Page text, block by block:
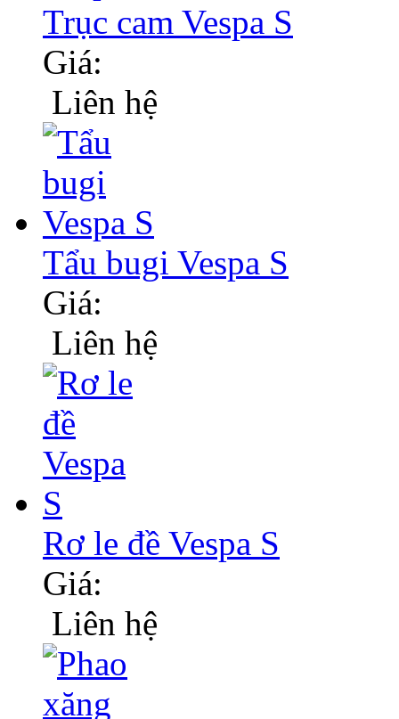
Trục cam Vespa S
Giá:
Liên hệ
Tẩu bugi Vespa S
Giá:
Liên hệ
Rơ le đề Vespa S
Giá:
Liên hệ